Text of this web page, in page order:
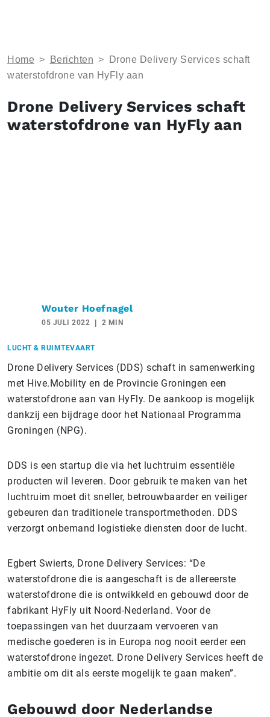
Home > Berichten >
Drone Delivery Services schaft
waterstofdrone van HyFly aan
Drone Delivery Services schaft
waterstofdrone van HyFly aan
Wouter Hoefnagel
05 JULI 2022 2 MIN
LUCHT & RUIMTEVAART
Drone Delivery Services (DDS) schaft in samenwerking
met Hive.Mobility en de Provincie Groningen een
waterstofdrone aan van HyFly. De aankoop is mogelijk
dankzij een bijdrage door het Nationaal Programma
Groningen (NPG).
DDS is een startup die via het luchtruim essentiële
producten wil leveren. Door gebruik te maken van het
luchtruim moet dit sneller, betrouwbaarder en veiliger
gebeuren dan traditionele transportmethoden. DDS
verzorgt onbemand logistieke diensten door de lucht.
Egbert Swierts, Drone Delivery Services: “De
waterstofdrone die is aangeschaft is de allereerste
waterstofdrone die is ontwikkeld en gebouwd door de
fabrikant HyFly uit Noord-Nederland. Voor de
toepassingen van het duurzaam vervoeren van
medische goederen is in Europa nog nooit eerder een
waterstofdrone ingezet. Drone Delivery Services heeft de
ambitie om dit als eerste mogelijk te gaan maken”.
Gebouwd door Nederlandse